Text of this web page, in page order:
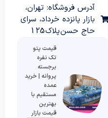
آدرس فروشگاه: تهران،
بازار پانزده خرداد، سرای
حاج حسن پلاک 125
قیمت پتو
تک نفره
برجسته
پروانه | خرید
عمده
مستقیم با
بهترین
قیمت بازار